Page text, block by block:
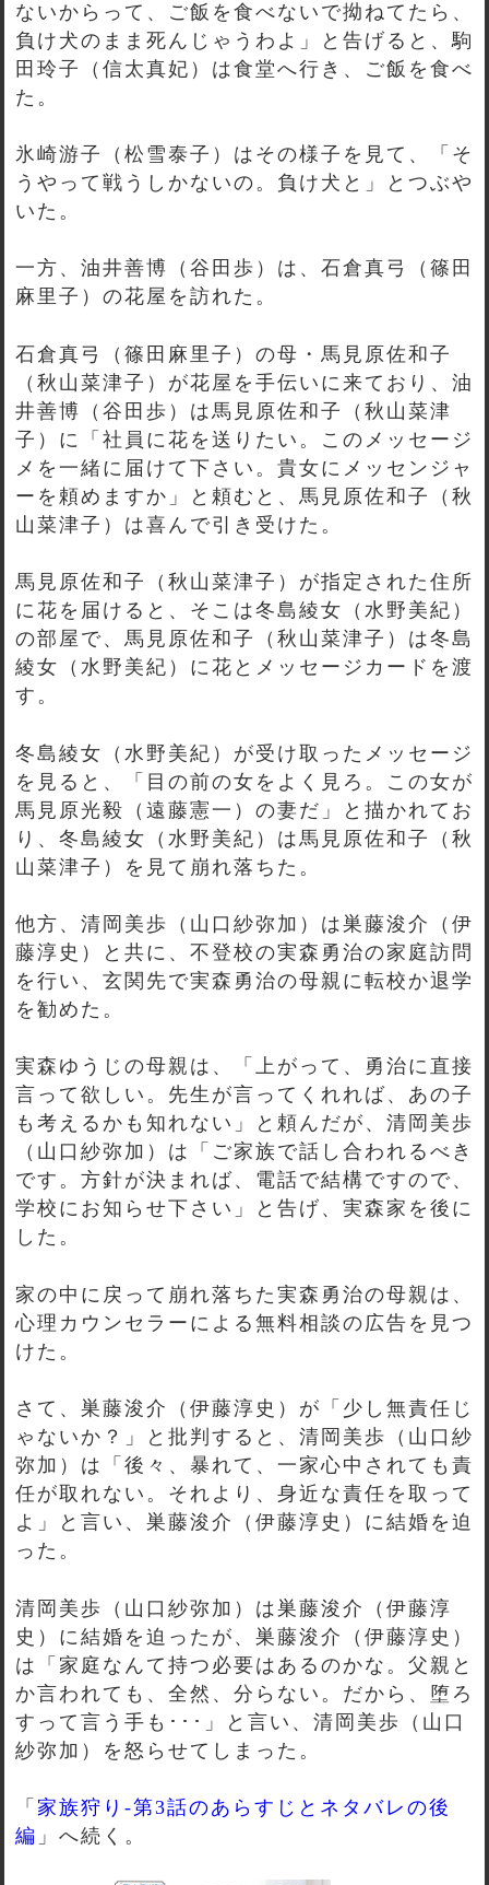
ないからって、ご飯を食べないで拗ねてたら、
負け犬のまま死んじゃうわよ」と告げると、駒
田玲子（信太真妃）は食堂へ行き、ご飯を食べ
た。
氷崎游子（松雪泰子）はその様子を見て、「そ
うやって戦うしかないの。負け犬と」とつぶや
いた。
一方、油井善博（谷田歩）は、石倉真弓（篠田
麻里子）の花屋を訪れた。
石倉真弓（篠田麻里子）の母・馬見原佐和子
（秋山菜津子）が花屋を手伝いに来ており、油
井善博（谷田歩）は馬見原佐和子（秋山菜津
子）に「社員に花を送りたい。このメッセージ
メを一緒に届けて下さい。貴女にメッセンジャ
ーを頼めますか」と頼むと、馬見原佐和子（秋
山菜津子）は喜んで引き受けた。
馬見原佐和子（秋山菜津子）が指定された住所
に花を届けると、そこは冬島綾女（水野美紀）
の部屋で、馬見原佐和子（秋山菜津子）は冬島
綾女（水野美紀）に花とメッセージカードを渡
す。
冬島綾女（水野美紀）が受け取ったメッセージ
を見ると、「目の前の女をよく見ろ。この女が
馬見原光毅（遠藤憲一）の妻だ」と描かれてお
り、冬島綾女（水野美紀）は馬見原佐和子（秋
山菜津子）を見て崩れ落ちた。
他方、清岡美歩（山口紗弥加）は巣藤浚介（伊
藤淳史）と共に、不登校の実森勇治の家庭訪問
を行い、玄関先で実森勇治の母親に転校か退学
を勧めた。
実森ゆうじの母親は、「上がって、勇治に直接
言って欲しい。先生が言ってくれれば、あの子
も考えるかも知れない」と頼んだが、清岡美歩
（山口紗弥加）は「ご家族で話し合われるべき
です。方針が決まれば、電話で結構ですので、
学校にお知らせ下さい」と告げ、実森家を後に
した。
家の中に戻って崩れ落ちた実森勇治の母親は、
心理カウンセラーによる無料相談の広告を見つ
けた。
さて、巣藤浚介（伊藤淳史）が「少し無責任じ
ゃないか？」と批判すると、清岡美歩（山口紗
弥加）は「後々、暴れて、一家心中されても責
任が取れない。それより、身近な責任を取って
よ」と言い、巣藤浚介（伊藤淳史）に結婚を迫
った。
清岡美歩（山口紗弥加）は巣藤浚介（伊藤淳
史）に結婚を迫ったが、巣藤浚介（伊藤淳史）
は「家庭なんて持つ必要はあるのかな。父親と
か言われても、全然、分らない。だから、堕ろ
すって言う手も･･･」と言い、清岡美歩（山口
紗弥加）を怒らせてしまった。
「 家族狩り-第3話のあらすじとネタバレの後
編 」へ続く。